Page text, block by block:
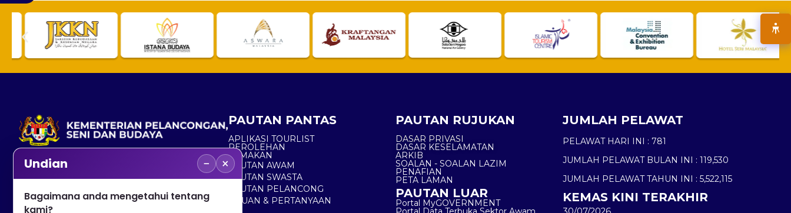
No. 2, Menara 1, Jalan P5/6, Presint 5,
+603 8000 8000
PAUTAN PANTAS
APLIKASI TOURLIST
PEROLEHAN
SEMAKAN
PAUTAN AWAM
PAUTAN SWASTA
PAUTAN PELANCONG
ADUAN & PERTANYAAN
PAUTAN RUJUKAN
DASAR PRIVASI
DASAR KESELAMATAN
ARKIB
SOALAN - SOALAN LAZIM
PENAFIAN
PETA LAMAN
PAUTAN LUAR
Portal MyGOVERNMENT
JUMLAH PELAWAT
PELAWAT HARI INI : 781
JUMLAH PELAWAT BULAN INI : 119,530
JUMLAH PELAWAT TAHUN INI : 5,522,115
KEMAS KINI TERAKHIR
Undian − ×
Bagaimana anda mengetahui tentang
kami?